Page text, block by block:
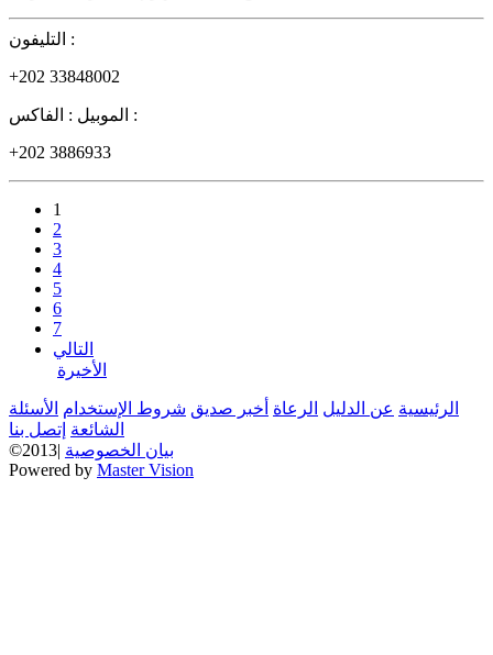
التليفون :
+202 33848002
الموبيل : الفاكس :
+202 3886933
1
2
3
4
5
6
7
التالي
الأخيرة
الرئيسية عن الدليل الرعاة أخبر صديق شروط الإستخدام الأسئلة
الشائعة إتصل بنا
©2013| بيان الخصوصية
Powered by Master Vision